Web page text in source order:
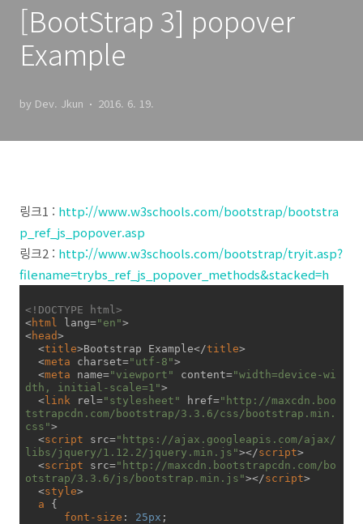
[BootStrap 3] popover
Example
by Dev. Jkun 2016. 6. 19.
링크1 : http://www.w3schools.com/bootstrap/bootstra
p_ref_js_popover.asp
링크2 : http://www.w3schools.com/bootstrap/tryit.asp?
filename=trybs_ref_js_popover_methods&stacked=h
<!DOCTYPE html >
<html lang="en">
<head>
<title>Bootstrap Example</title>
<meta charset="utf-8">
<meta name="viewport" content="width=device-wi
dth, initial-scale=1">
<link rel ="stylesheet" href="http://maxcdn.boo
tstrapcdn.com/bootstrap/3.3.6/css/bootstrap.min.
css">
<script src="https://ajax.googleapis.com/ajax/
libs/jquery/1.12.2/jquery.min.js"></script>
<script src="http://maxcdn.bootstrapcdn.com/bo
otstrap/3.3.6/js/bootstrap.min.js"></script>
<style>
a {
font-size : 25px ;